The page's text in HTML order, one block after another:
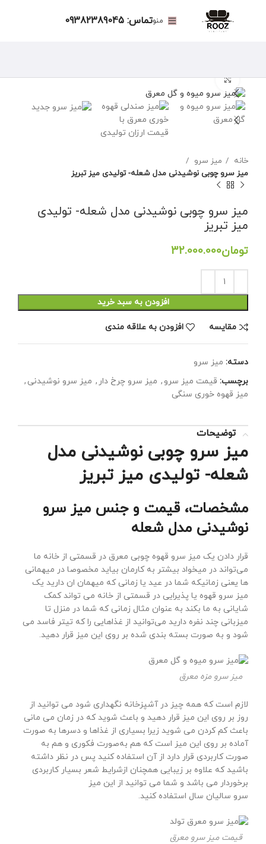
منوتماس: 09382389045
برای بزرگنمایی کلیک کنید
خانه
میز سرو
میز سرو چوبی نوشیدنی مدل شعله- تولیدی میز تبریز
میز سرو چوبی نوشیدنی مدل شعله- تولیدی
میز تبریز
تومان
افزودن به سبد خرید
مقايسه افزودن به علاقه مندی
دسته: میز سرو
برچسب: قیمت میز سرو , میز سرو چرخ دار , میز سرو نوشیدنی ,
میز قهوه خوری سنگی
توضیحات
میز سرو چوبی نوشیدنی مدل
شعله- تولیدی میز تبریز
مشخصات، قیمت و جنس میز سرو
نوشیدنی مدل شعله
قرار دادن یک میز سرو قهوه چوبی معرق در قسمتی از خانه ما
می‌تواند در میخواد بیشتر به کارمان بیاید مخصوصا در میهمانی
ها یعنی زمانیکه شما در عید یا زمانی که میهمان ان دارید یک
میز سرو قهوه یا پذیرایی در قسمتی از خانه می تواند کمک
شایانی به ما بکند به عنوان مثال زمانی که شما در منزل تا
میزبانی چند نفره دارید می‌توانید از غذاهایی را که تیتر فاسد می
شود و به صورت بسته بندی شده بر روی این میز قرار دهید.
میز سرو مزه معرق
لازم است که همه چیز در آشپزخانه نگهداری شود می توانید از
روز بر روی این میز قرار دهید و باعث شوید که در زمان می مانی
باعث کم کردن می شوید زیرا بسیاری از غذاها و دسرها به صورت
آماده بر روی این میز است که هم به‌صورت فکوری و هم به
صورت کاربردی قرار دارد از آن استفاده کنید پس در نظر داشته
باشید که علاوه بر زیبایی همچنان ازشرایط شعر بسیار کاربردی
برخوردار می باشد و شما می توانید از این میز
سرو سالیان سال استفاده کنید.
قیمت میز سرو معرق